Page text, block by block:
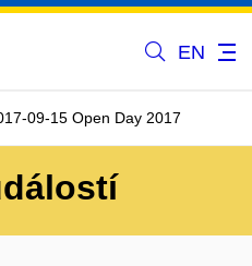
EN
09-15 Open Day 2017